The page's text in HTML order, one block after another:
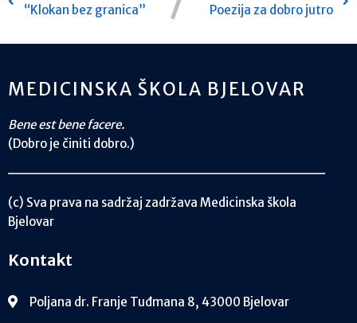
“Klokan bez granica”
Poezija za dobro jutro
MEDICINSKA ŠKOLA BJELOVAR
Bene est bene facere.
(Dobro je činiti dobro.)
(c) Sva prava na sadržaj zadržava Medicinska škola
Bjelovar
Kontakt
Poljana dr. Franje Tuđmana 8, 43000 Bjelovar